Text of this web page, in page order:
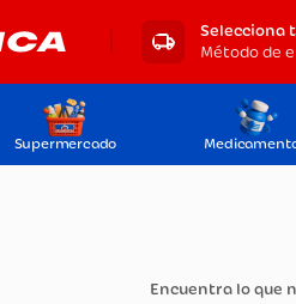
Selecciona
Método de
Supermercado
Encuentra lo que